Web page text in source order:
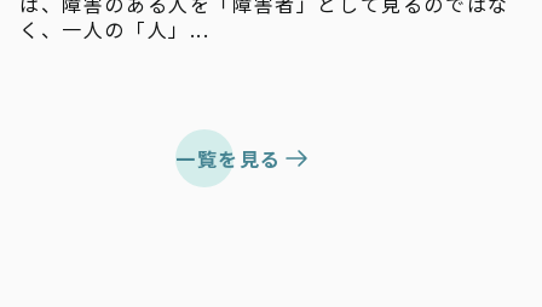
く、一人の「人」...
一覧を見る